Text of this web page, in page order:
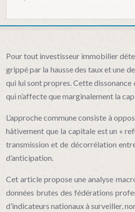
Pour tout investisseur immobilier
grippé par la hausse des taux et une
qui lui sont propres. Cette
qui n’affecte que marginalement la
L’approche commune consiste à
hâtivement que la capitale est un «
transmission et de décorrélation
d’anticipation.
Cet article propose une analyse
données brutes des fédérations
d’indicateurs nationaux à surveiller,